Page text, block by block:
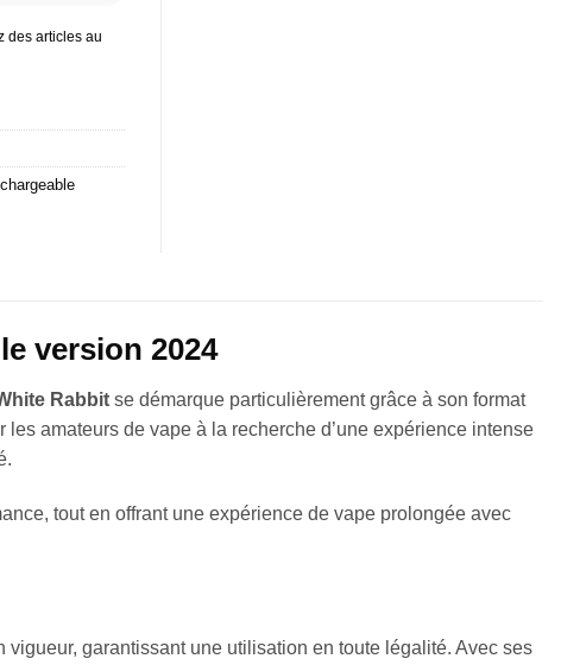
des articles au
version 2024
Rabbit se démarque particulièrement grâce à son format
amateurs de vape à la recherche d’une expérience intense
tout en offrant une expérience de vape prolongée avec
garantissant une utilisation en toute légalité. Avec ses